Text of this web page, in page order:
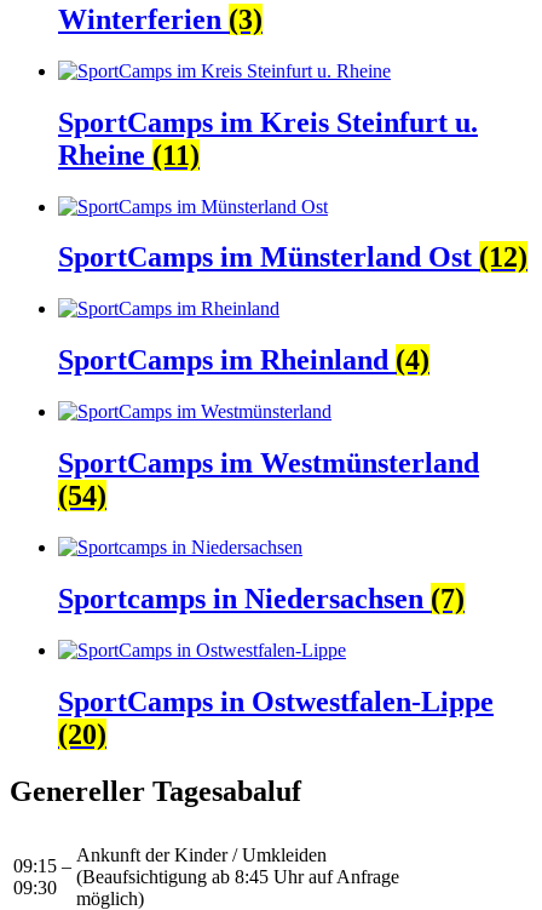
Winterferien (3)
SportCamps im Kreis Steinfurt u.
Rheine (11)
SportCamps im Münsterland Ost (12)
SportCamps im Rheinland (4)
SportCamps im Westmünsterland
(54)
Sportcamps in Niedersachsen (7)
SportCamps in Ostwestfalen-Lippe
(20)
Genereller Tagesabaluf
09:15 –
09:30
Ankunft der Kinder / Umkleiden
(Beaufsichtigung ab 8:45 Uhr auf Anfrage
möglich)